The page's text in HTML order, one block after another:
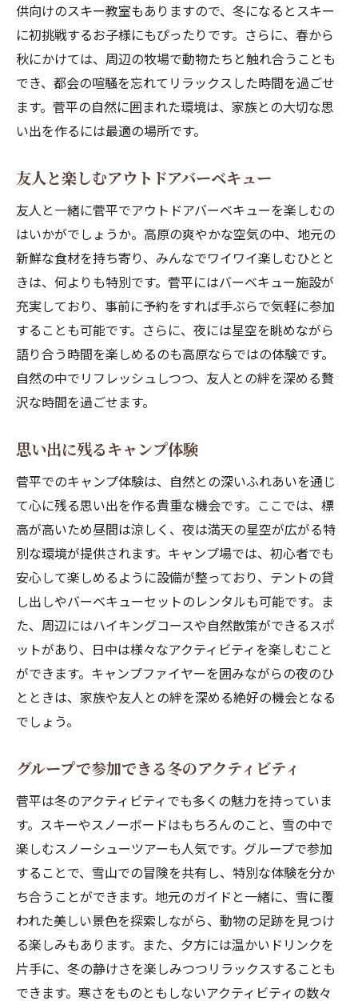
供向けのスキー教室もありますので、冬になるとスキー
に初挑戦するお子様にもぴったりです。さらに、春から
秋にかけては、周辺の牧場で動物たちと触れ合うことも
でき、都会の喧騒を忘れてリラックスした時間を過ごせ
ます。菅平の自然に囲まれた環境は、家族との大切な思
い出を作るには最適の場所です。
友人と楽しむアウトドアバーベキュー
友人と一緒に菅平でアウトドアバーベキューを楽しむの
はいかがでしょうか。高原の爽やかな空気の中、地元の
新鮮な食材を持ち寄り、みんなでワイワイ楽しむひとと
きは、何よりも特別です。菅平にはバーベキュー施設が
充実しており、事前に予約をすれば手ぶらで気軽に参加
することも可能です。さらに、夜には星空を眺めながら
語り合う時間を楽しめるのも高原ならではの体験です。
自然の中でリフレッシュしつつ、友人との絆を深める贅
沢な時間を過ごせます。
思い出に残るキャンプ体験
菅平でのキャンプ体験は、自然との深いふれあいを通じ
て心に残る思い出を作る貴重な機会です。ここでは、標
高が高いため昼間は涼しく、夜は満天の星空が広がる特
別な環境が提供されます。キャンプ場では、初心者でも
安心して楽しめるように設備が整っており、テントの貸
し出しやバーベキューセットのレンタルも可能です。ま
た、周辺にはハイキングコースや自然散策ができるスポ
ットがあり、日中は様々なアクティビティを楽しむこと
ができます。キャンプファイヤーを囲みながらの夜のひ
とときは、家族や友人との絆を深める絶好の機会となる
でしょう。
グループで参加できる冬のアクティビティ
菅平は冬のアクティビティでも多くの魅力を持っていま
す。スキーやスノーボードはもちろんのこと、雪の中で
楽しむスノーシューツアーも人気です。グループで参加
することで、雪山での冒険を共有し、特別な体験を分か
ち合うことができます。地元のガイドと一緒に、雪に覆
われた美しい景色を探索しながら、動物の足跡を見つけ
る楽しみもあります。また、夕方には温かいドリンクを
片手に、冬の静けさを楽しみつつリラックスすることも
できます。寒さをものともしないアクティビティの数々